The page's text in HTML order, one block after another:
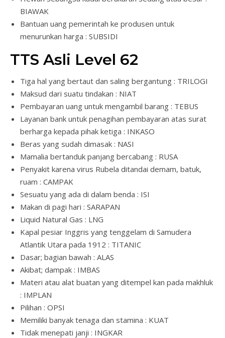
BIAWAK
Bantuan uang pemerintah ke produsen untuk
menurunkan harga : SUBSIDI
TTS Asli Level 62
Tiga hal yang bertaut dan saling bergantung : TRILOGI
Maksud dari suatu tindakan : NIAT
Pembayaran uang untuk mengambil barang : TEBUS
Layanan bank untuk penagihan pembayaran atas surat
berharga kepada pihak ketiga : INKASO
Beras yang sudah dimasak : NASI
Mamalia bertanduk panjang bercabang : RUSA
Penyakit karena virus Rubela ditandai demam, batuk,
ruam : CAMPAK
Sesuatu yang ada di dalam benda : ISI
Makan di pagi hari : SARAPAN
Liquid Natural Gas : LNG
Kapal pesiar Inggris yang tenggelam di Samudera
Atlantik Utara pada 1912 : TITANIC
Dasar; bagian bawah : ALAS
Akibat; dampak : IMBAS
Materi atau alat buatan yang ditempel kan pada makhluk
: IMPLAN
Pilihan : OPSI
Memiliki banyak tenaga dan stamina : KUAT
Tidak menepati janji : INGKAR